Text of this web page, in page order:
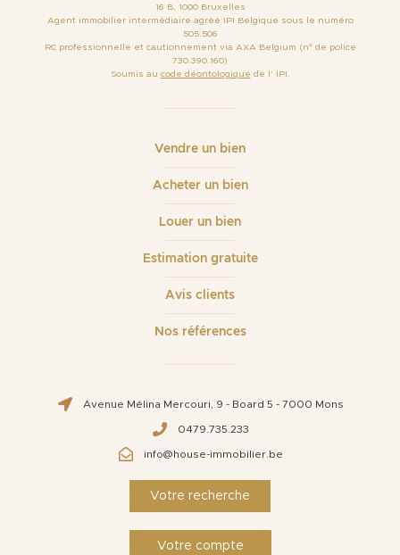
16 B, 1000 Bruxelles
Agent immobilier intermédiaire agréé IPI Belgique sous le numéro
505.506
RC professionnelle et cautionnement via AXA Belgium (n° de police
730.390.160)
Soumis au code déontologique de l’ IPI.
Vendre un bien
Acheter un bien
Louer un bien
Estimation gratuite
Avis clients
Nos références
Avenue Mélina Mercouri, 9 - Board 5 - 7000 Mons
0479.735.233
info@house-immobilier.be
Votre recherche
Votre compte